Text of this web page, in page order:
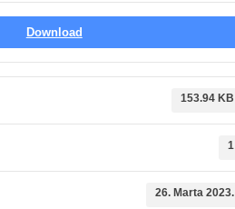
Download
153.94 KB
1
26. Marta 2023.